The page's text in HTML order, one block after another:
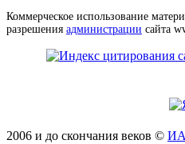
Коммерческое использование
разрешения администрации сайта
2006 и до скончания веков © ИА